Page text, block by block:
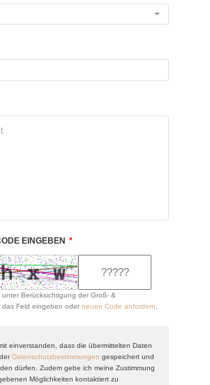
EINGEBEN *
Berücksichtigung der Groß- &
das Feld eingeben oder neuen Code anfordern
einverstanden, dass die übermittelten Daten
Datenschutzbestimmungen gespeichert und
dürfen. Zudem gebe ich meine Zustimmung
Möglichkeiten kontaktiert zu